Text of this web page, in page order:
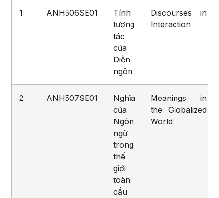
1 ANH506SE01
Tính
tương
tác
của
Diễn
ngôn
Discourses in
Interaction
2 ANH507SE01
Nghĩa
của
Ngôn
ngữ
trong
thế
giới
toàn
cầu
Meanings in
the Globalized
World